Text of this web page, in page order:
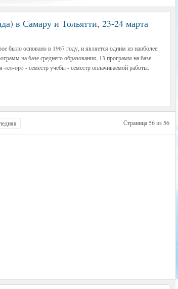
в Самару и Тольятти, 23-24 марта
было основано в 1967 году, и является одним из наиболее
на базе среднего образования, 13 программ на базе
op» - семестр учебы - семестр оплачиваемой работы.
Страница 56 из 56